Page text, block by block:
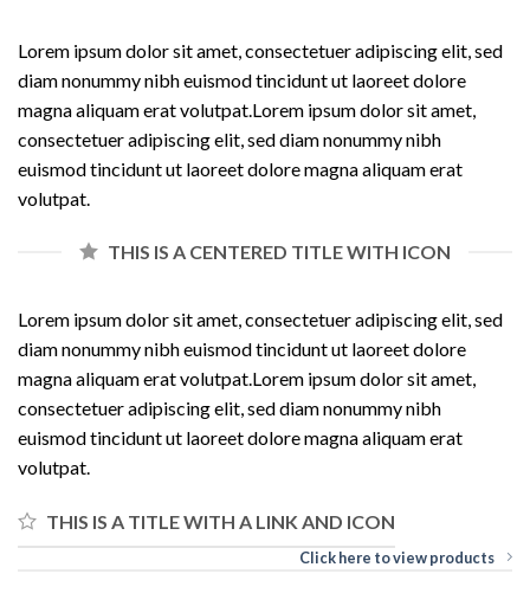
Lorem ipsum dolor sit amet, consectetuer adipiscing elit, sed
diam nonummy nibh euismod tincidunt ut laoreet dolore
magna aliquam erat volutpat.Lorem ipsum dolor sit amet,
consectetuer adipiscing elit, sed diam nonummy nibh
euismod tincidunt ut laoreet dolore magna aliquam erat
volutpat.
THIS IS A CENTERED TITLE WITH ICON
Lorem ipsum dolor sit amet, consectetuer adipiscing elit, sed
diam nonummy nibh euismod tincidunt ut laoreet dolore
magna aliquam erat volutpat.Lorem ipsum dolor sit amet,
consectetuer adipiscing elit, sed diam nonummy nibh
euismod tincidunt ut laoreet dolore magna aliquam erat
volutpat.
THIS IS A TITLE WITH A LINK AND ICON
Click here to view products